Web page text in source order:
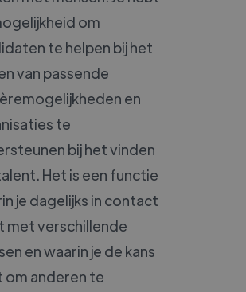
om
te helpen bij het
van passende
en
te
bij het vinden
Het is een functie
je dagelijks in contact
met verschillende
en waarin je de kans
om anderen te